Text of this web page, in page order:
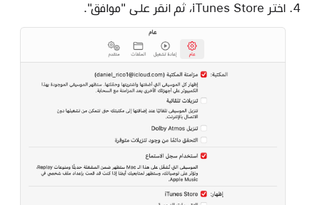
اختر iTunes Store، ثم انقر على "موافق".